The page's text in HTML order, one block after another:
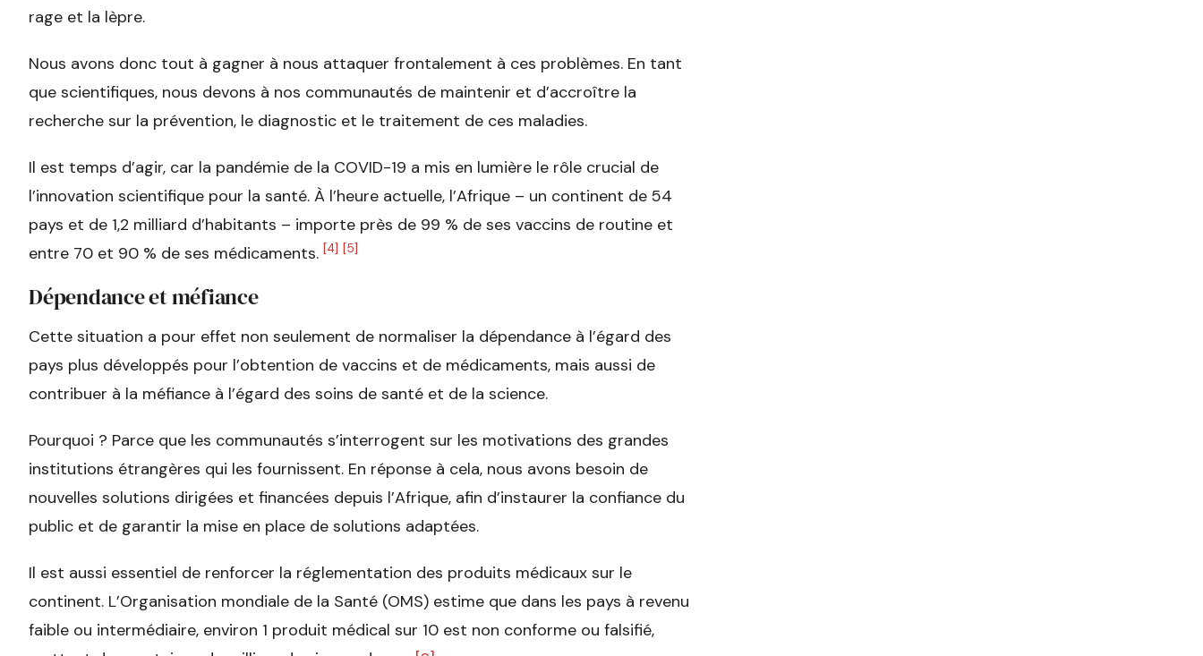
rage et la lèpre.
Nous avons donc tout à gagner à nous attaquer frontalement à ces problèmes. En tant
que scientifiques, nous devons à nos communautés de maintenir et d’accroître la
recherche sur la prévention, le diagnostic et le traitement de ces maladies.
Il est temps d’agir, car la pandémie de la COVID-19 a mis en lumière le rôle crucial de
l’innovation scientifique pour la santé. À l’heure actuelle, l’Afrique – un continent de 54
pays et de 1,2 milliard d’habitants – importe près de 99 % de ses vaccins de routine et
entre 70 et 90 % de ses médicaments. [4] [5]
Dépendance et méfiance
Cette situation a pour effet non seulement de normaliser la dépendance à l’égard des
pays plus développés pour l’obtention de vaccins et de médicaments, mais aussi de
contribuer à la méfiance à l’égard des soins de santé et de la science.
Pourquoi ? Parce que les communautés s’interrogent sur les motivations des grandes
institutions étrangères qui les fournissent. En réponse à cela, nous avons besoin de
nouvelles solutions dirigées et financées depuis l’Afrique, afin d’instaurer la confiance du
public et de garantir la mise en place de solutions adaptées.
Il est aussi essentiel de renforcer la réglementation des produits médicaux sur le
continent. L’Organisation mondiale de la Santé (OMS) estime que dans les pays à revenu
faible ou intermédiaire, environ 1 produit médical sur 10 est non conforme ou falsifié,